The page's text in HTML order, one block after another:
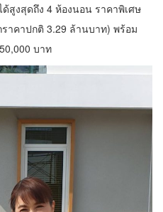
สูงสุดถึง 4 ห้องนอน ราคาพิเศษ
าคาปกติ 3.29 ล้านบาท) พร้อม
บาท